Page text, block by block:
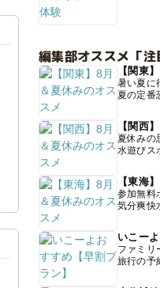
編集部オススメ「注
【関東
暑い夏に
夏の定番
【関西
夏休みの
水遊びス
【東海
参加無料
気分爽快
いこー
ファミリ
旅行の予